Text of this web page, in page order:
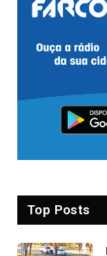
Top Posts